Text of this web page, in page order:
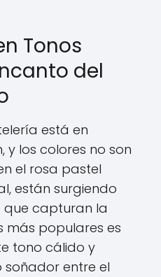
Tonos
del
está en
y los colores no son
el rosa pastel
están surgiendo
que capturan la
más populares es
tono cálido y
soñador entre el